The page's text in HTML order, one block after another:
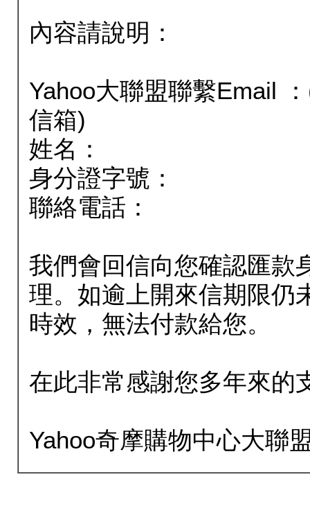
內容請說明：
Yahoo大聯盟聯繫Email
信箱)
姓名：
身分證字號：
聯絡電話：
我們會回信向您確認匯款
理。如逾上開來信期限仍
時效，無法付款給您。
在此非常感謝您多年來的
Yahoo奇摩購物中心大